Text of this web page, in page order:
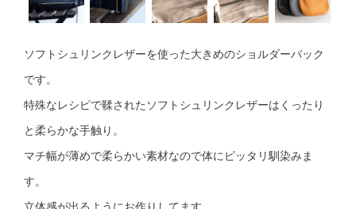
ソフトシュリンクレザーを使った大きめのショルダーバック
です。
特殊なレシピで鞣されたソフトシュリンクレザーはくったり
と柔らかな手触り。
マチ幅が薄めで柔らかい素材なので体にピッタリ馴染みま
す。
立体感が出るようにお作りしてます。